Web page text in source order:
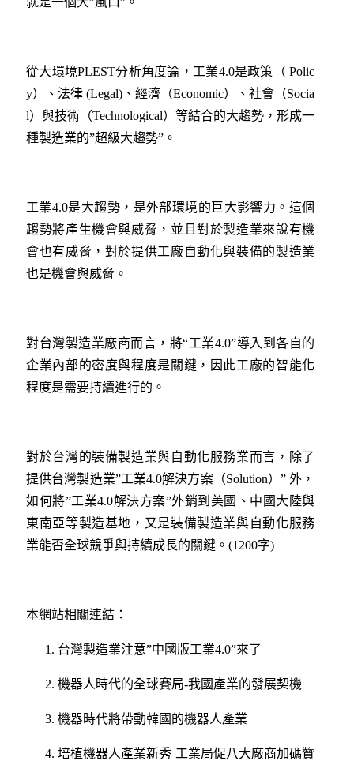
從大環境PLEST分析角度論，工業4.0是政策（ Polic
y）、法律 (Legal)、經濟（Economic）、社會（Socia
l）與技術（Technological）等結合的大趨勢，形成一
種製造業的”超級大趨勢”。
工業4.0是大趨勢，是外部環境的巨大影響力。這個
趨勢將產生機會與威脅，並且對於製造業來說有機
會也有威脅，對於提供工廠自動化與裝備的製造業
也是機會與威脅。
對台灣製造業廠商而言，將“工業4.0”導入到各自的
企業內部的密度與程度是關鍵，因此工廠的智能化
程度是需要持續進行的。
對於台灣的裝備製造業與自動化服務業而言，除了
提供台灣製造業”工業4.0解決方案（Solution）” 外，
如何將”工業4.0解決方案”外銷到美國、中國大陸與
東南亞等製造基地，又是裝備製造業與自動化服務
業能否全球競爭與持續成長的關鍵。(1200字)
本網站相關連結：
台灣製造業注意”中國版工業4.0”來了
機器人時代的全球賽局-我國產業的發展契機
機器時代將帶動韓國的機器人產業
培植機器人產業新秀 工業局促八大廠商加碼贊